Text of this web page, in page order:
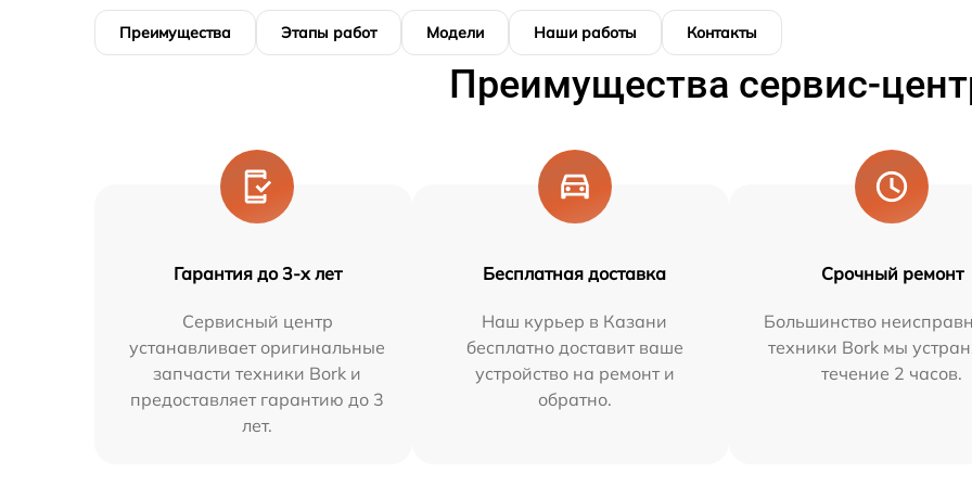
Преимущества Этапы работ Модели Наши работы Контакты
Преимущества сервис-
Гарантия до 3-х лет
Сервисный центр
устанавливает оригинальные
запчасти техники Bork и
предоставляет гарантию до 3
лет.
Бесплатная доставка
Наш курьер в Казани
бесплатно доставит ваше
устройство на ремонт и
обратно.
Срочный ремонт
Большинство
техники Bork мы
течение 2 часов.